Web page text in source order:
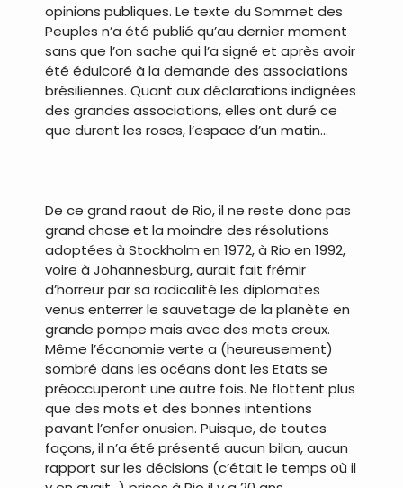
opinions publiques. Le texte du Sommet des
Peuples n’a été publié qu’au dernier moment
sans que l’on sache qui l’a signé et après avoir
été édulcoré à la demande des associations
brésiliennes. Quant aux déclarations indignées
des grandes associations, elles ont duré ce
que durent les roses, l’espace d’un matin…
De ce grand raout de Rio, il ne reste donc pas
grand chose et la moindre des résolutions
adoptées à Stockholm en 1972, à Rio en 1992,
voire à Johannesburg, aurait fait frémir
d’horreur par sa radicalité les diplomates
venus enterrer le sauvetage de la planète en
grande pompe mais avec des mots creux.
Même l’économie verte a (heureusement)
sombré dans les océans dont les Etats se
préoccuperont une autre fois. Ne flottent plus
que des mots et des bonnes intentions
pavant l’enfer onusien. Puisque, de toutes
façons, il n’a été présenté aucun bilan, aucun
rapport sur les décisions (c’était le temps où il